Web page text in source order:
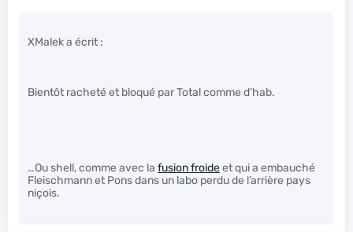
XMalek a écrit :
Bientôt racheté et bloqué par Total comme d’hab.
…Ou shell, comme avec la fusion froideet qui a embauché
Fleischmann et Pons dans un labo perdu de l’arrière pays
niçois.